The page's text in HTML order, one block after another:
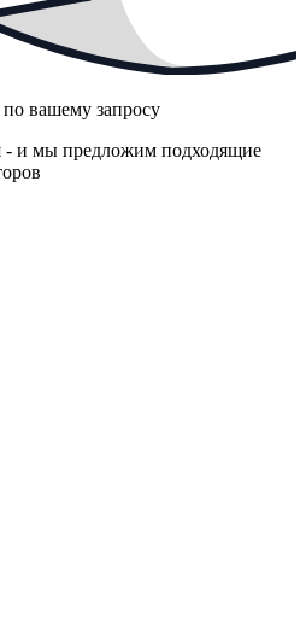
вашему запросу
и мы предложим подходящие